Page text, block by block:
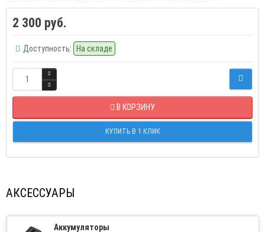
2 300 руб.
Доступность: На складе
В КОРЗИНУ
КУПИТЬ В 1 КЛИК
АКСЕССУАРЫ
Аккумуляторы